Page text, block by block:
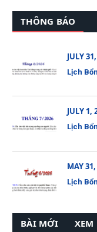
THÔNG BÁO
JULY
Lịch
JULY 1,
Lịch
MAY
Lịch
BÀI MỚI XEM